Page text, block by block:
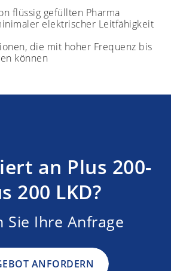
flüssig gefüllten Pharma
elektrischer Leitfähigkeit
die mit hoher Frequenz bis
können
an Plus 200-
200 LKD?
Sie Ihre Anfrage
ANFORDERN